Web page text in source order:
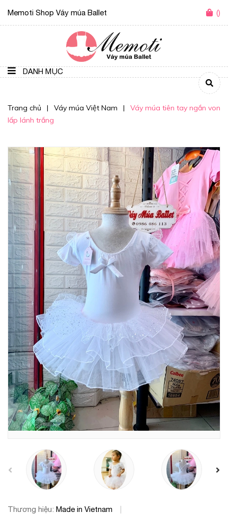
Memoti Shop Váy múa Ballet ()
DANH MỤC
Trang chủ | Váy múa Việt Nam |
Váy múa tiên tay ngắn von
lấp lánh trắng
prev
Thương hiệu: Made in Vietnam